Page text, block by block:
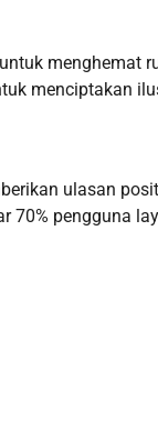
menghemat
menciptakan
ulasan
70% pengguna